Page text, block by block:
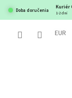
obsah
Doba doručenia
Kuriér
1-2 dni
EUR